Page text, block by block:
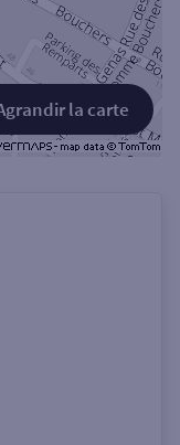
la carte